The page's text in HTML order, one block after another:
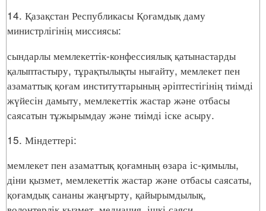
14. Қазақстан Республикасы Қоғамдық даму
министрлігінің миссиясы:
сындарлы мемлекеттік-конфессиялық қатынастарды
қалыптастыру, тұрақтылықты нығайту, мемлекет пен
азаматтық қоғам институттарының әріптестігінің тиімді
жүйесін дамыту, мемлекеттік жастар және отбасы
саясатын тұжырымдау және тиімді іске асыру.
15. Міндеттері:
мемлекет пен азаматтық қоғамның өзара іс-қимылы,
діни қызмет, мемлекеттік жастар және отбасы саясаты,
қоғамдық сананы жаңғырту, қайырымдылық,